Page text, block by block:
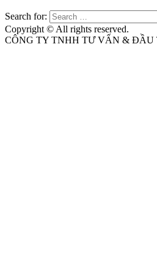
Search for:
Copyright © All rights reserved.
CÔNG TY TNHH TƯ VẤN & ĐẦU